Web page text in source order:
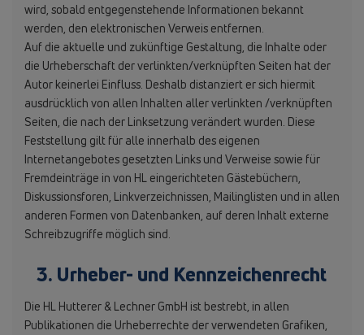
wird, sobald entgegenstehende Informationen bekannt
werden, den elektronischen Verweis entfernen.
Auf die aktuelle und zukünftige Gestaltung, die Inhalte oder
die Urheberschaft der verlinkten/verknüpften Seiten hat der
Autor keinerlei Einfluss. Deshalb distanziert er sich hiermit
ausdrücklich von allen Inhalten aller verlinkten /verknüpften
Seiten, die nach der Linksetzung verändert wurden. Diese
Feststellung gilt für alle innerhalb des eigenen
Internetangebotes gesetzten Links und Verweise sowie für
Fremdeinträge in von HL eingerichteten Gästebüchern,
Diskussionsforen, Linkverzeichnissen, Mailinglisten und in allen
anderen Formen von Datenbanken, auf deren Inhalt externe
Schreibzugriffe möglich sind.
3. Urheber- und Kennzeichenrecht
Die HL Hutterer & Lechner GmbH ist bestrebt, in allen
Publikationen die Urheberrechte der verwendeten Grafiken,